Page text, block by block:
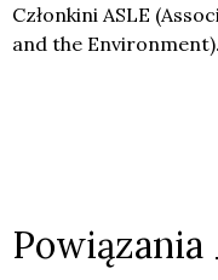
Członkini ASLE
and the
Powiązania